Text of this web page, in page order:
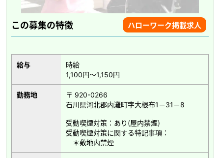
この募集の特徴 ハローワーク掲載求人
給与
時給
1,100円～1,150円
勤務地
〒 920-0266
石川県河北郡内灘町字大根布1－31－8
受動喫煙対策：あり(屋内禁煙)
受動喫煙対策に関する特記事項：
＊敷地内禁煙